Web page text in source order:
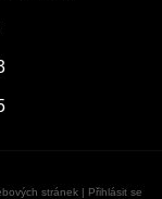
stránek | Přihlásit se